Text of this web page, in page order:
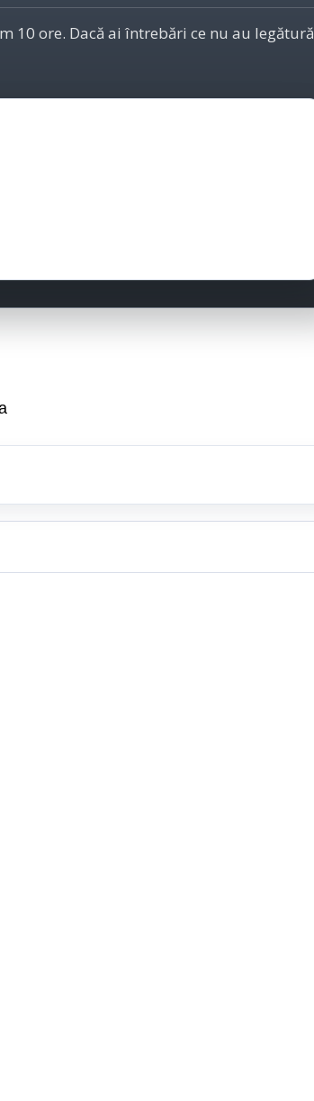
10 ore. Dacă ai întrebări ce nu au legătură